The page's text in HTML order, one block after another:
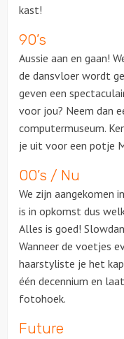
kast!
90’s
Aussie aan en gaan!
de dansvloer wordt
geven een
voor jou? Neem dan
computermuseum.
je uit voor een potje
00’s / Nu
We zijn aangekomen
is in opkomst dus
Alles is goed!
Wanneer de voetjes
haarstyliste je het
één decennium en
fotohoek.
Future